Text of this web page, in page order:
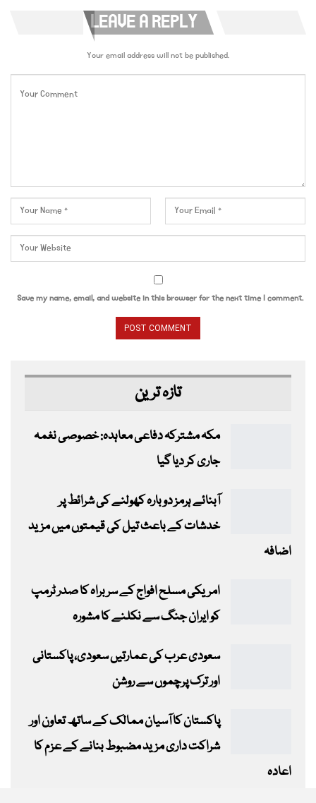
LEAVE A REPLY
Your email address will not be published.
Save my name, email, and website in this browser for the next time I comment.
تازہ ترین
مکہ مشترکہ دفاعی معاہدہ: خصوصی نغمہ
جاری کر دیا گیا
آبنائے ہرمز دوبارہ کھولنے کی شرائط پر
خدشات کے باعث تیل کی قیمتوں میں مزید
اضافہ
امریکی مسلح افواج کے سربراہ کا صدر ٹرمپ
کو ایران جنگ سے نکلنے کا مشورہ
سعودی عرب کی عمارتیں سعودی، پاکستانی
اور ترک پرچموں سے روشن
پاکستان کا آسیان ممالک کے ساتھ تعاون اور
شراکت داری مزید مضبوط بنانے کے عزم کا
اعادہ